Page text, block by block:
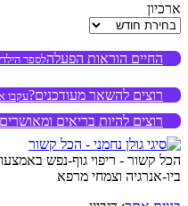
ארכיון
ארכיון
החיים הוראות הפעלהלספר
רוצים להשאר מעודכנים?עקבו
רוצים להיות בריאים
הכל קשור - ריפוי גוף-נפש
ביו-אנרגיה וצמחי מרפא